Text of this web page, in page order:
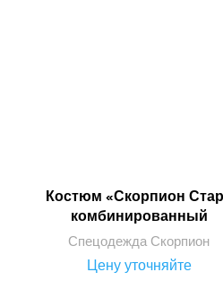
ПОДРОБНЕЕ
Костюм «Скорпион
комбинированный
Спецодежда Скорпион
Цену уточняйте